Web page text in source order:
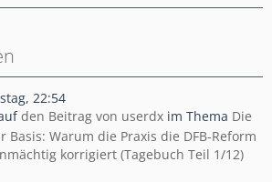
22:54
den Beitrag von userdx im Thema Die
Basis: Warum die Praxis die DFB-Reform
korrigiert (Tagebuch Teil 1/12)